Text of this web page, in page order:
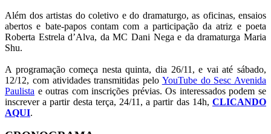
Além dos artistas do coletivo e do dramaturgo, as oficinas, ensaios
abertos e bate-papos contam com a participação da atriz e poeta
Roberta Estrela d’Alva, da MC Dani Nega e da dramaturga Maria
Shu.
A programação começa nesta quinta, dia 26/11, e vai até sábado,
12/12, com atividades transmitidas pelo YouTube do Sesc Avenida
Paulista e outras com inscrições prévias. Os interessados podem se
inscrever a partir desta terça, 24/11, a partir das 14h, CLICANDO
AQUI.